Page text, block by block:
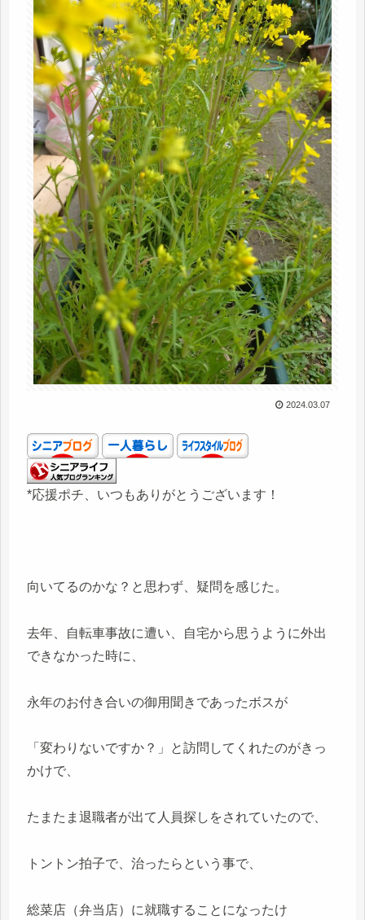
2024.03.07
*応援ポチ、いつもありがとうございます！
向いてるのかな？と思わず、疑問を感じた。
去年、自転車事故に遭い、自宅から思うように外出
できなかった時に、
永年のお付き合いの御用聞きであったボスが
「変わりないですか？」と訪問してくれたのがきっ
かけで、
たまたま退職者が出て人員探しをされていたので、
トントン拍子で、治ったらという事で、
総菜店（弁当店）に就職することになったけ